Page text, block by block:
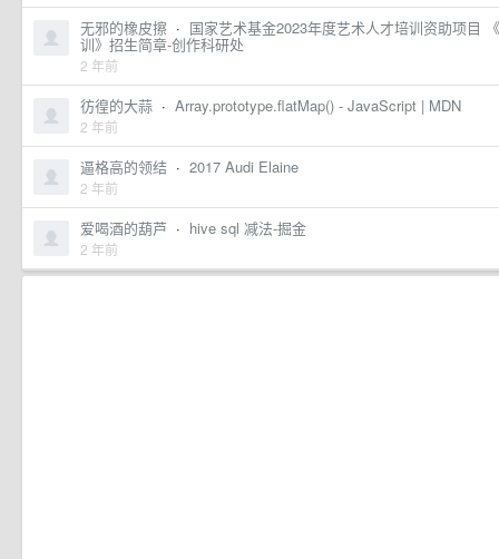
无邪的橡皮擦 · 国家艺术基金2023年度艺术人才培训资助项目
训》招生简章-创作科研处
2 年前
彷徨的大蒜 · Array.prototype.flatMap() - JavaScript | MDN
2 年前
逼格高的领结 · 2017 Audi Elaine
2 年前
爱喝酒的葫芦 · hive sql 减法-掘金
2 年前